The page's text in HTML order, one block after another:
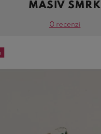
MASIV SMRK
0 recenzí